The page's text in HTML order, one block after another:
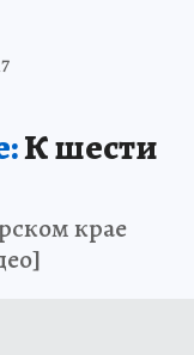
К шести
крае